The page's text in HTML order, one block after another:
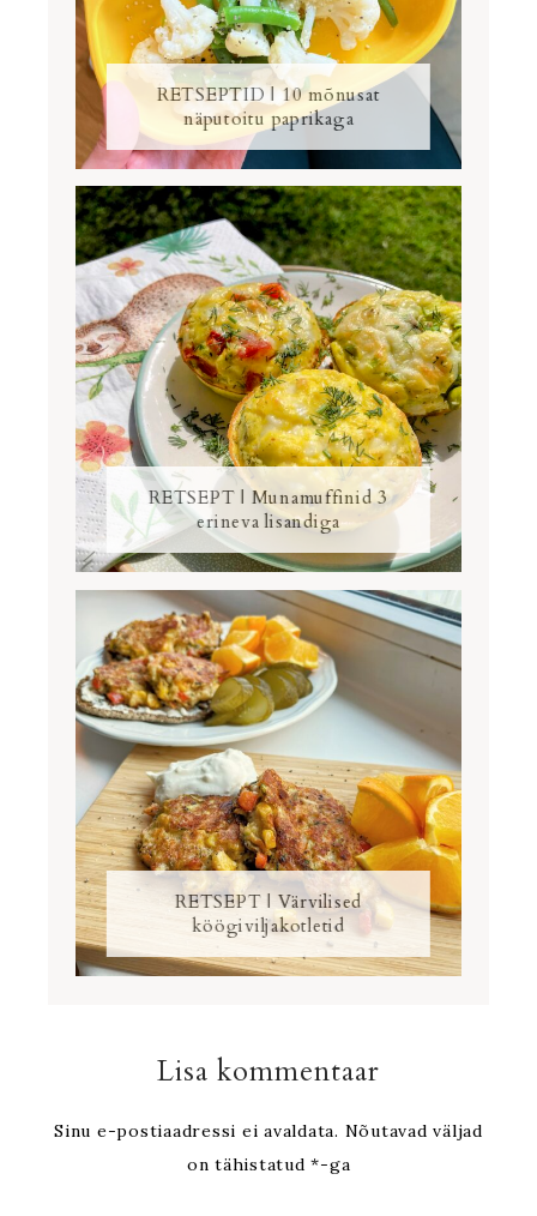
RETSEPTID | 10 mõnusat
näputoitu paprikaga
RETSEPT | Munamuffinid 3
erineva lisandiga
RETSEPT | Värvilised
köögiviljakotletid
Lisa kommentaar
Sinu e-postiaadressi ei avaldata. Nõutavad väljad
on tähistatud*-ga